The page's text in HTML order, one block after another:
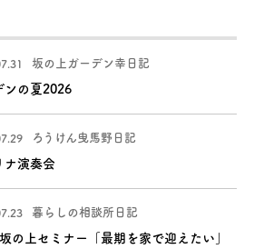
坂の上ガーデン幸日記
ンの夏2026
ろうけん曳馬野日記
ナ演奏会
暮らしの相談所日記
の上セミナー「最期を家で迎えたい」